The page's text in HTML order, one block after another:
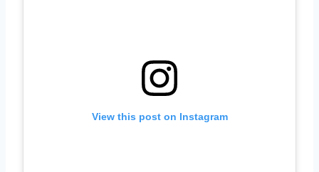
View this post on Instagram